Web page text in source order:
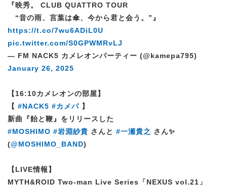
『映秀。 CLUB QUATTRO TOUR
“音の雨、言葉は傘、今から君と会う。”』
https://t.co/7wu6ADiL0U
pic.twitter.com/S0GPWMRvLJ
— FM NACK5 カメレオンパーティー (@kamepa795)
January 26, 2025
【16:10カメレオンの部屋】
【 #NACK5 #カメパ 】
新曲『飴と鞭』をリリースした
#MOSHIMO #岩淵紗貴 さんと #一瀬貴之 さん✨
(@MOSHIMO_BAND)
【LIVE情報】
MYTH&ROID Two-man Live Series「NEXUS vol.21」